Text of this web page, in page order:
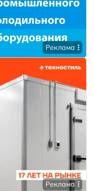
Реклама
Реклама